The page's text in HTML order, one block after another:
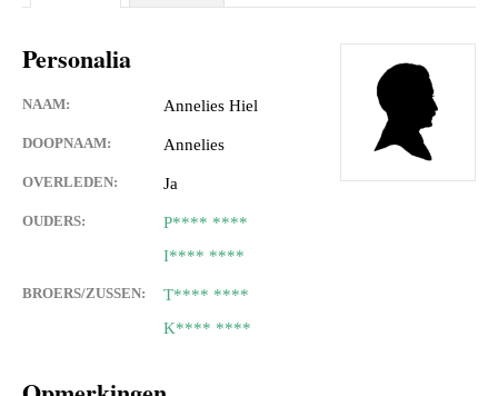
Personalia
NAAM: Annelies Hiel
DOOPNAAM: Annelies
OVERLEDEN: Ja
OUDERS:
P**** ****
I**** ****
BROERS/ZUSSEN:
T**** ****
K**** ****